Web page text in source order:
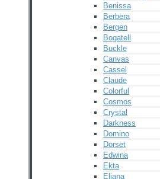
Benissa
Berbera
Bergen
Bogatell
Buckle
Canvas
Cassel
Claude
Colorful
Cosmos
Crystal
Darkness
Domino
Dorset
Edwina
Ekta
Eliana